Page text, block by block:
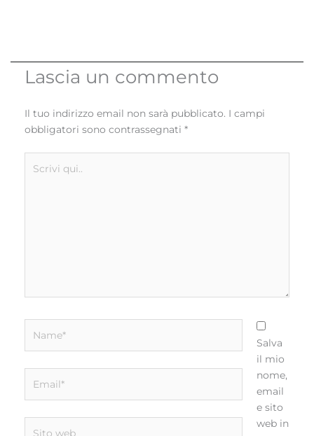
Lascia un commento
Il tuo indirizzo email non sarà pubblicato. I campi
obbligatori sono contrassegnati *
qui..
Salva
il mio
nome,
email
e sito
web in